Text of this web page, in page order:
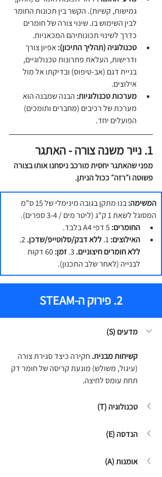
גמישות, קשיות). הקשר בין תכונות החומר
לבין השימוש בו. שינוי צורה של חומרים
כדרך לשינוי תכונותיהם המכאניות.
טכנולוגיה (תהליך התיכון): אפיון צורך
ודרישות, העלאת פתרונות טכנולוגיים,
בניית דגם (אב-טיפוס) ובדיקתו אל מול
אילוצים.
מערכות טכנולוגיות: הבנה שמבנה הוא
מערכת של רכיבים (מחברים ותומכים)
הפועלים יחד.
1. נייר משנה צורה - האתגר
מפני שהאתגר יחסית מורכב ניסחנו אותו בצורה
פשוטה ו״רזה״ ככול הניתן.
המשימה:
בנו מתקן בגובה מינימלי של 15 ס"מ
המסוגל לשאת 1 ק"ג (ליטר מים / 3-4 ספרים).
החומרים:
האילוצים:
ללא דבק/סלוטייפ/שדכן.
ללא חומרים חיצוניים.
זמן:
60 דקות
לבנייה (לאחר שלב התכנון).
2. פירוק ה-STEAM
מדעים (S)
קשיחות מבנית. חקירה כיצד סגירת צורה
(עיגול, משולש) מונעת קריסה של חומר דק
תחת עומס לחיצה.
טכנולוגיה (T)
הנדסה (E)
אומנות (A)